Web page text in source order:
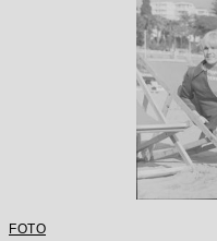
FOTO